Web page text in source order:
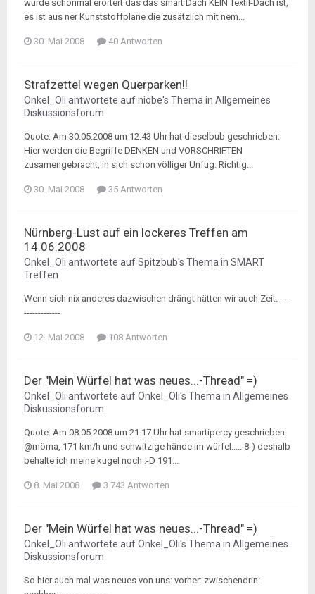
wurde schonmal erörtert das das smart Dach KEIN Textil-Dach ist,
es ist aus ner Kunststoffplane die zusätzlich mit nem...
30. Mai 2008 40 Antworten
Strafzettel wegen Querparken!!
Onkel_Oli antwortete aufniobe's Thema in Allgemeines
Diskussionsforum
Quote: Am 30.05.2008 um 12:43 Uhr hat dieselbub geschrieben:
Hier werden die Begriffe DENKEN und VORSCHRIFTEN
zusamengebracht, in sich schon völliger Unfug. Richtig...
30. Mai 2008 35 Antworten
Nürnberg-Lust auf ein lockeres Treffen am
14.06.2008
Onkel_Oli antwortete aufSpitzbub's Thema in SMART
Treffen
Wenn sich nix anderes dazwischen drängt hätten wir auch Zeit. ----
-------------
12. Mai 2008 108 Antworten
Der "Mein Würfel hat was neues...-Thread" =)
Onkel_Oli antwortete aufOnkel_Oli's Thema in Allgemeines
Diskussionsforum
Quote: Am 08.05.2008 um 21:17 Uhr hat smartipercy geschrieben:
@möma, 171 km/h und schwitzige hände im würfel..... 8-) deshalb
behalte ich meine kugel noch :-D 191...
8. Mai 2008 3.743 Antworten
Der "Mein Würfel hat was neues...-Thread" =)
Onkel_Oli antwortete aufOnkel_Oli's Thema in Allgemeines
Diskussionsforum
So hier auch mal was neues von uns: vorher: zwischendrin: